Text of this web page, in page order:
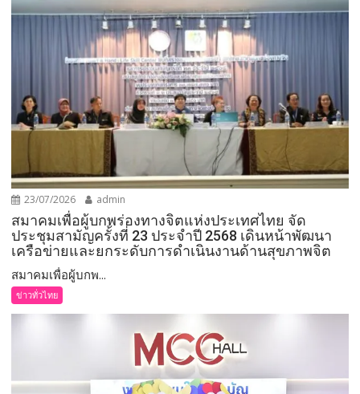
23/07/2026 admin
สมาคมเพื่อผู้บกพร่องทางจิตแห่งประเทศไทย จัด
ประชุมสามัญครั้งที่ 23 ประจำปี 2568 เดินหน้าพัฒนา
เครือข่ายและยกระดับการดำเนินงานด้านสุขภาพจิต
สมาคมเพื่อผู้บกพ...
ข่าวทั่วไทย